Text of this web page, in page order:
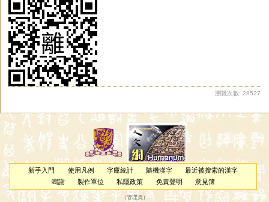
瀏覽次數: 28527
新手入門 使用凡例 字庫統計 隨機漢字
最近被搜索的漢字
鳴謝
製作單位 私隱政策 免責聲明 意見簿
（管理員 ）